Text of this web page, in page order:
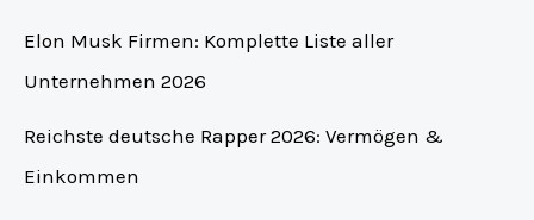
Elon Musk Firmen: Komplette Liste aller
Unternehmen 2026
Reichste deutsche Rapper 2026: Vermögen &
Einkommen